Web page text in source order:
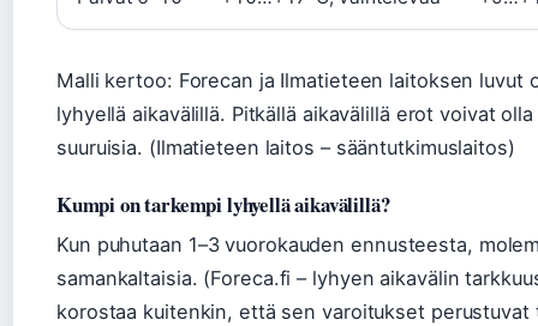
Malli kertoo: Forecan ja Ilmatieteen laitoksen luvut
lyhyellä aikavälillä. Pitkällä aikavälillä erot voivat
suuruisia. (Ilmatieteen laitos – sääntutkimuslaitos)
Kumpi on tarkempi lyhyellä aikavälillä?
Kun puhutaan 1–3 vuorokauden ennusteesta,
samankaltaisia. (Foreca.fi – lyhyen aikavälin
korostaa kuitenkin, että sen varoitukset perustuvat